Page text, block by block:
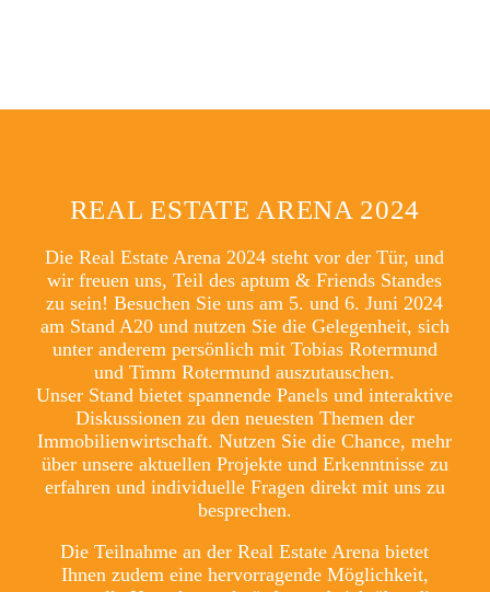
REAL ESTATE ARENA 2024
Die Real Estate Arena 2024 steht vor der Tür, und
wir freuen uns, Teil des aptum & Friends Standes
zu sein! Besuchen Sie uns am 5. und 6. Juni 2024
am Stand A20 und nutzen Sie die Gelegenheit, sich
unter anderem persönlich mit Tobias Rotermund
und Timm Rotermund auszutauschen.
Unser Stand bietet spannende Panels und interaktive
Diskussionen zu den neuesten Themen der
Immobilienwirtschaft. Nutzen Sie die Chance, mehr
über unsere aktuellen Projekte und Erkenntnisse zu
erfahren und individuelle Fragen direkt mit uns zu
besprechen.
Die Teilnahme an derReal Estate Arena bietet
Ihnen zudem eine hervorragende Möglichkeit,